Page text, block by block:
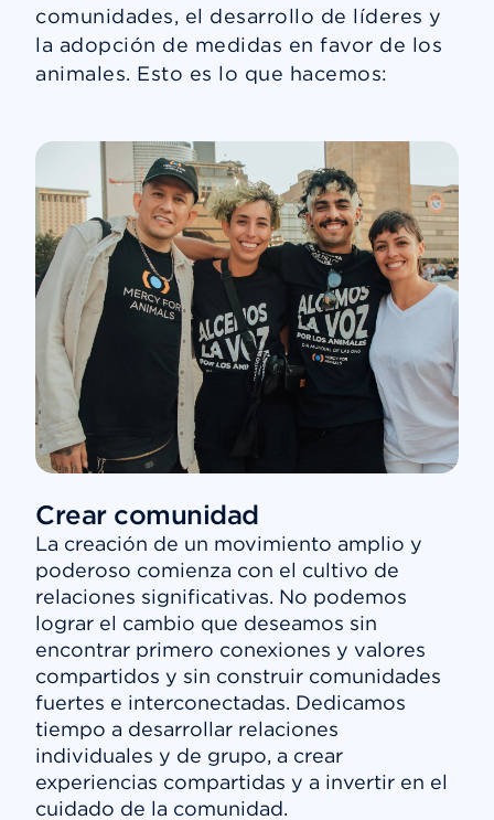
comunidades, el desarrollo de líderes y
la adopción de medidas en favor de los
animales. Esto es lo que hacemos:
Crear comunidad
La creación de un movimiento amplio y
poderoso comienza con el cultivo de
relaciones significativas. No podemos
lograr el cambio que deseamos sin
encontrar primero conexiones y valores
compartidos y sin construir comunidades
fuertes e interconectadas. Dedicamos
tiempo a desarrollar relaciones
individuales y de grupo, a crear
experiencias compartidas y a invertir en el
cuidado de la comunidad.